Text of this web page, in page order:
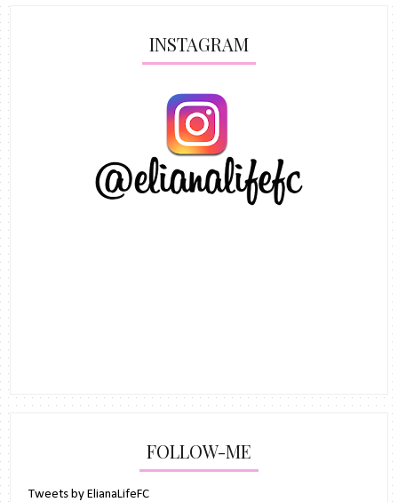
INSTAGRAM
FOLLOW-ME
Tweets by ElianaLifeFC